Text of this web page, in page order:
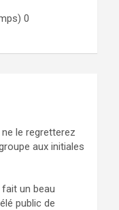
0
le regretterez
aux initiales
fait un beau
public de